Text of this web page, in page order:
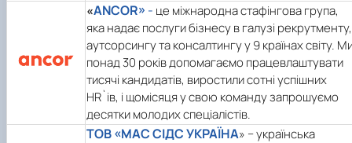
«ANCOR» - це міжнародна стафінгова група,
яка надає послуги бізнесу в галузі рекрутменту,
аутсорсингу та консалтингу у 9 країнах світу.
понад 30 років допомагаємо працевлаштувати
тисячі кандидатів, виростили сотні успішних
HR`ів, і щомісяця у свою команду запрошуємо
десятки молодих спеціалістів.
ТОВ «МАС СІДС УКРАЇНА» − українська